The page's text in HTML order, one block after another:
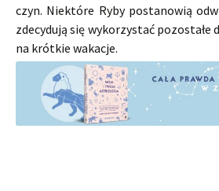
czyn. Niektóre Ryby postanowią
zdecydują się wykorzystać pozostałe
na krótkie wakacje.